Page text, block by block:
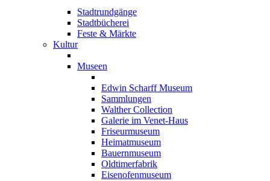
Stadtrundgänge
Stadtbücherei
Feste & Märkte
Kultur
Museen
Edwin Scharff Museum
Sammlungen
Walther Collection
Galerie im Venet-Haus
Friseurmuseum
Heimatmuseum
Bauernmuseum
Oldtimerfabrik
Eisenofenmuseum